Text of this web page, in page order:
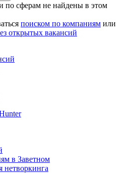
сферам не найдены в этом
поиском по компаниям или
открытых вакансий
в Заветном
нетворкинга